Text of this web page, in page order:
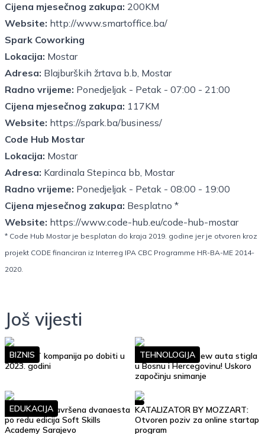
Cijena mjesečnog zakupa: 200KM
Website: http://www.smartoffice.ba/
Spark Coworking
Lokacija: Mostar
Adresa: Blajburških žrtava b.b, Mostar
Radno vrijeme: Ponedjeljak - Petak - 07:00 - 21:00
Cijena mjesečnog zakupa: 117KM
Website: https://spark.ba/business/
Code Hub Mostar
Lokacija: Mostar
Adresa: Kardinala Stepinca bb, Mostar
Radno vrijeme: Ponedjeljak - Petak - 08:00 - 19:00
Cijena mjesečnog zakupa: Besplatno *
Website: https://www.code-hub.eu/code-hub-mostar
* Code Hub Mostar je besplatan do kraja 2019. godine jer je otvoren kroz
projekt CODE financiran iz Interreg IPA CBC Programme HR-BA-ME 2014-
2020.
Još vijesti
Top 10 IT kompanija po dobiti u
2023. godini
BIZNIS
Google Street View auta stigla
u Bosnu i Hercegovinu! Uskoro
započinju snimanje
TEHNOLOGIJA
Uspješno je završena dvanaesta
po redu edicija Soft Skills
Academy Sarajevo
EDUKACIJA
KATALIZATOR BY MOZZART:
Otvoren poziv za online startap
program